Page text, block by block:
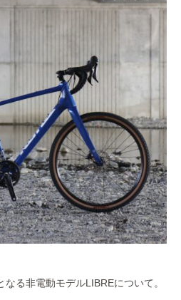
る非電動モデルLIBREについて。